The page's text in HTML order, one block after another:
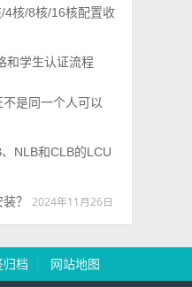
4核/8核/16核配置收
和学生认证流程
是同一个人可以
NLB和CLB的LCU
？
2024年11月26日
归档 网站地图